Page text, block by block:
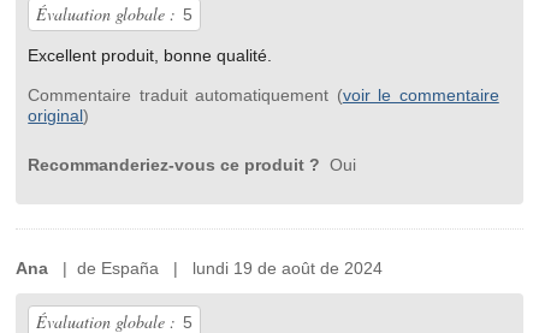
Évaluation globale : 5
Excellent produit, bonne qualité.
Commentaire traduit automatiquement (voir le commentaire
original)
Recommanderiez-vous ce produit ? Oui
Ana | de España | lundi 19 de août de 2024
Évaluation globale : 5